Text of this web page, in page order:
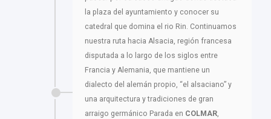
la plaza del ayuntamiento y conocer su
catedral que domina el rio Rin. Continuamos
nuestra ruta hacia Alsacia, región francesa
disputada a lo largo de los siglos entre
Francia y Alemania, que mantiene un
dialecto del alemán propio, “el alsaciano” y
una arquitectura y tradiciones de gran
arraigo germánico Parada en COLMAR,